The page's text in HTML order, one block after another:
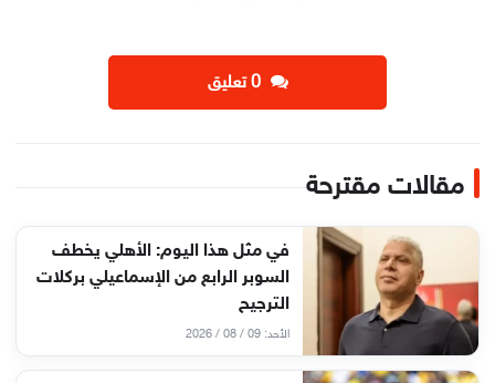
‫0 تعليق
مقالات مقترحة
في مثل هذا اليوم: الأهلي يخطف
السوبر الرابع من الإسماعيلي بركلات
الترجيح
الأحد: 09 / 08 / 2026